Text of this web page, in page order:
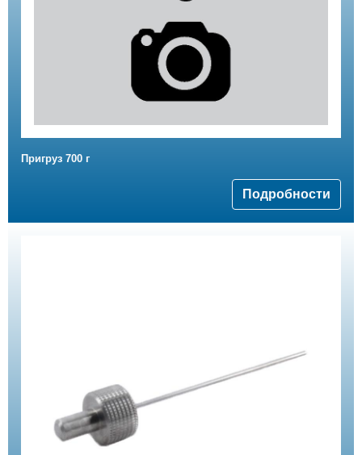
Пригруз 700 г
Подробности